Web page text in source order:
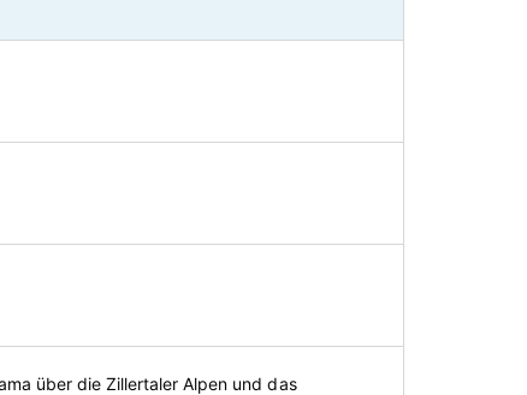
über die Zillertaler Alpen und das